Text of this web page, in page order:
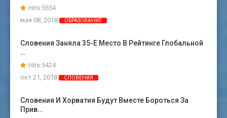
Hits:5554
мая 08, 2018
ОБРАЗОВАНИЕ
Словения Заняла 35-Е Место В Рейтинге Глобальной
…
Hits:5424
окт 21, 2018
СЛОВЕНИЯ
Словения И Хорватия Будут Вместе Бороться За
Прив…